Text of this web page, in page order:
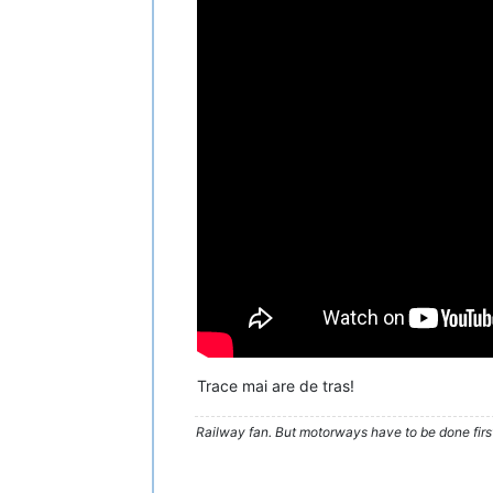
Trace mai are de tras!
Railway fan. But motorways have to be done